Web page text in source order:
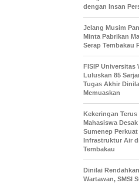
dengan Insan
Jelang Musim
Minta Pabrikan
Serap Tembakau
FISIP Universitas
Luluskan 85
Tugas Akhir
Memuaskan
Kekeringan
Mahasiswa
Sumenep Perkuat
Infrastruktur Air
Tembakau
Dinilai
Wartawan, SMSI